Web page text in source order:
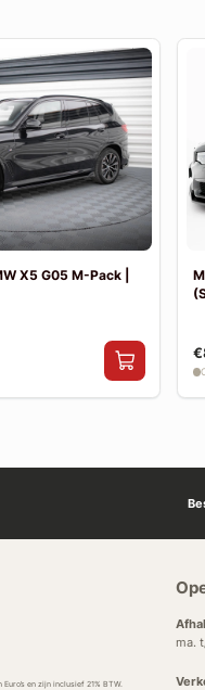
X5 G05 M-Pack |
en zijn inclusief 21% BTW.
ma.